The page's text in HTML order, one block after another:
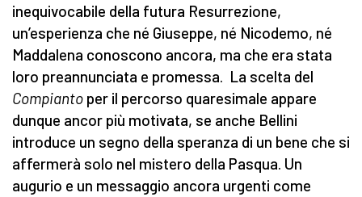
inequivocabile della futura Resurrezione,
un’esperienza che né Giuseppe, né Nicodemo, né
Maddalena conoscono ancora, ma che era stata
loro preannunciata e promessa. La scelta del
Compianto per il percorso quaresimale appare
dunque ancor più motivata, se anche Bellini
introduce un segno della speranza di un bene che si
affermerà solo nel mistero della Pasqua. Un
augurio e un messaggio ancora urgenti come